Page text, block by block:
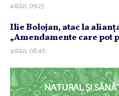
astăzi, 09:25
Ilie Bolojan, atac la
„Amendamente care pot
astăzi, 08:46
NATURAL ȘI